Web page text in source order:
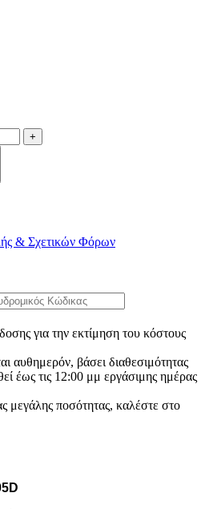
+
& Σχετικών Φόρων
για την εκτίμηση του κόστους
αυθημερόν, βάσει διαθεσιμότητας
έως τις 12:00 μμ εργάσιμης ημέρας
μεγάλης ποσότητας, καλέστε στο